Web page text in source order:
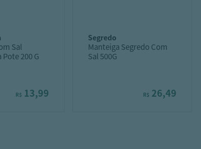
Sal
200 G
R$ 13,99
segredo
Manteiga Segredo Com
Sal 500G
R$ 26,49